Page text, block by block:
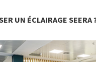
UN ÉCLAIRAGE SEERA